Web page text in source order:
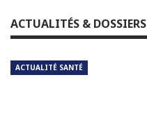
ACTUALITÉS & DOSSIERS
ACTUALITÉ SANTÉ